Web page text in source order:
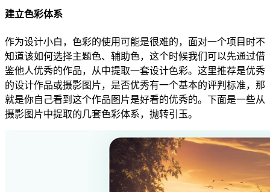
建立色彩体系
作为设计小白，色彩的使用可能是很难的，面对一个项目时不
知道该如何选择主题色、辅助色，这个时候我们可以先通过借
鉴他人优秀的作品，从中提取一套设计色彩。这里推荐是优秀
的设计作品或摄影图片，是否优秀有一个基本的评判标准，那
就是你自己看到这个作品图片是好看的优秀的。下面是一些从
摄影图片中提取的几套色彩体系，抛转引玉。